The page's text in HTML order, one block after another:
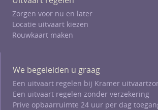
Zorgen voor nu en later
Locatie uitvaart kiezen
Rouwkaart maken
We begeleiden u graag
Een uitvaart regelen bij Kramer
Een uitvaart regelen zonder verzekering
Prive opbaarruimte 24 uur per dag